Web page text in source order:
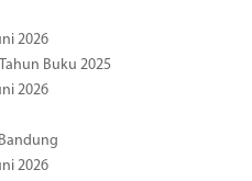
2026
Buku 2025
2026
2026